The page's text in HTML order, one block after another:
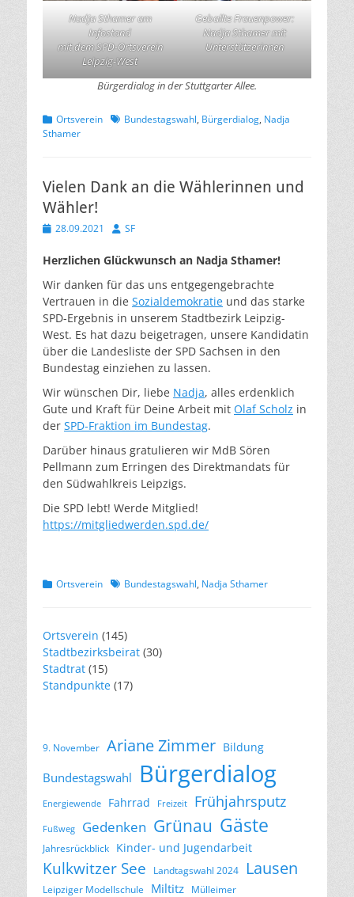
Nadja Sthamer am
Infostand
mit dem SPD-Ortsverein
Leipzig-West
Geballte Frauenpower:
Nadja Sthamer mit
Unterstützerinnen
Bürgerdialog in der Stuttgarter Allee.
Kategorien
Ortsverein Schlagworte
Bundestagswahl, Bürgerdialog, Nadja
Sthamer
Vielen Dank an die Wählerinnen und
Wähler!
Veröffentlicht
28.09.2021 Autor
SF
Herzlichen Glückwunsch an Nadja Sthamer!
Wir danken für das uns entgegengebrachte
Vertrauen in die Sozialdemokratie und das starke
SPD-Ergebnis in unserem Stadtbezirk Leipzig-
West. Es hat dazu beigetragen, unsere Kandidatin
über die Landesliste der SPD Sachsen in den
Bundestag einziehen zu lassen.
Wir wünschen Dir, liebe Nadja, alles erdenklich
Gute und Kraft für Deine Arbeit mit Olaf Scholz in
der SPD-Fraktion im Bundestag.
Darüber hinaus gratulieren wir MdB Sören
Pellmann zum Erringen des Direktmandats für
den Südwahlkreis Leipzigs.
Die SPD lebt! Werde Mitglied!
https://mitgliedwerden.spd.de/
Kategorien
Ortsverein Schlagworte
Bundestagswahl, Nadja Sthamer
Ortsverein (145)
Stadtbezirksbeirat (30)
Stadtrat (15)
Standpunkte (17)
9. November Ariane Zimmer Bildung
Bundestagswahl Bürgerdialog
Energiewende Fahrrad Freizeit Frühjahrsputz
Fußweg Gedenken Grünau Gäste
Jahresrückblick Kinder- und Jugendarbeit
Kulkwitzer See Landtagswahl 2024 Lausen
Leipziger Modellschule Miltitz Mülleimer